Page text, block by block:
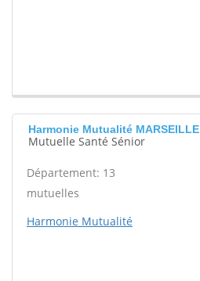
Harmonie Mutualité MARSEILLE
Mutuelle Santé Sénior
Département: 13
mutuelles
Harmonie Mutualité